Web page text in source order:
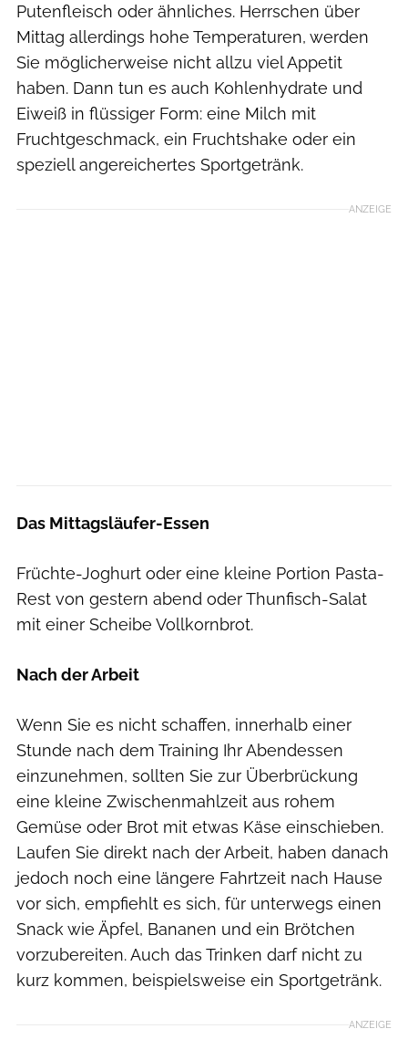
Putenfleisch oder ähnliches. Herrschen über
Mittag allerdings hohe Temperaturen, werden
Sie möglicherweise nicht allzu viel Appetit
haben. Dann tun es auch Kohlenhydrate und
Eiweiß in flüssiger Form: eine Milch mit
Fruchtgeschmack, ein Fruchtshake oder ein
speziell angereichertes Sportgetränk.
ANZEIGE
Das Mittagsläufer-Essen
Früchte-Joghurt oder eine kleine Portion Pasta-
Rest von gestern abend oder Thunfisch-Salat
mit einer Scheibe Vollkornbrot.
Nach der Arbeit
Wenn Sie es nicht schaffen, innerhalb einer
Stunde nach dem Training Ihr Abendessen
einzunehmen, sollten Sie zur Überbrückung
eine kleine Zwischenmahlzeit aus rohem
Gemüse oder Brot mit etwas Käse einschieben.
Laufen Sie direkt nach der Arbeit, haben danach
jedoch noch eine längere Fahrtzeit nach Hause
vor sich, empfiehlt es sich, für unterwegs einen
Snack wie Äpfel, Bananen und ein Brötchen
vorzubereiten. Auch das Trinken darf nicht zu
kurz kommen, beispielsweise ein Sportgetränk.
ANZEIGE